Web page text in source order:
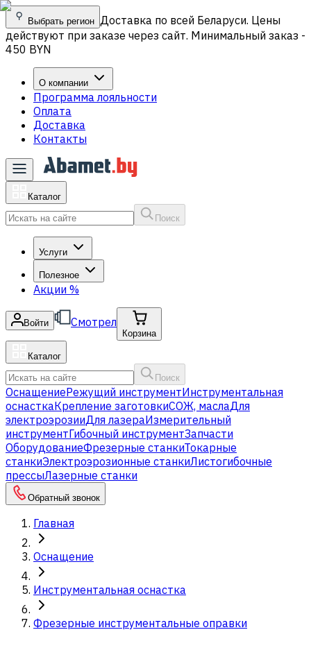
Выбрать регион Доставка по всей Беларуси. Цены
действуют при заказе через сайт. Минимальный заказ -
450 BYN
О компании
Программа лояльности
Оплата
Доставка
Контакты
Каталог
Поиск
Услуги
Полезное
Акции %
Войти Смотрел
Корзина
Каталог
Поиск
ОснащениеРежущий инструментИнструментальная
оснасткаКрепление заготовкиСОЖ, маслаДля
электроэрозииДля лазераИзмерительный
инструментГибочный инструментЗапчасти
ОборудованиеФрезерные станкиТокарные
станкиЭлектроэрозионные станкиЛистогибочные
прессыЛазерные станки
Обратный звонок
Главная
Оснащение
Инструментальная оснастка
Фрезерные инструментальные оправки